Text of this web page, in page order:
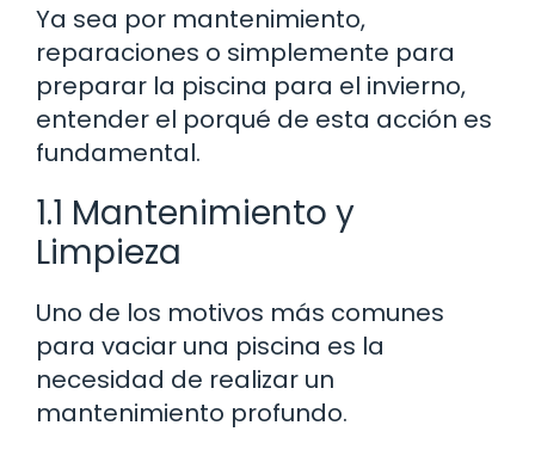
Ya sea por mantenimiento,
reparaciones o simplemente para
preparar la piscina para el invierno,
entender el porqué de esta acción es
fundamental.
1.1 Mantenimiento y
Limpieza
Uno de los motivos más comunes
para vaciar una piscina es la
necesidad de realizar un
mantenimiento profundo.